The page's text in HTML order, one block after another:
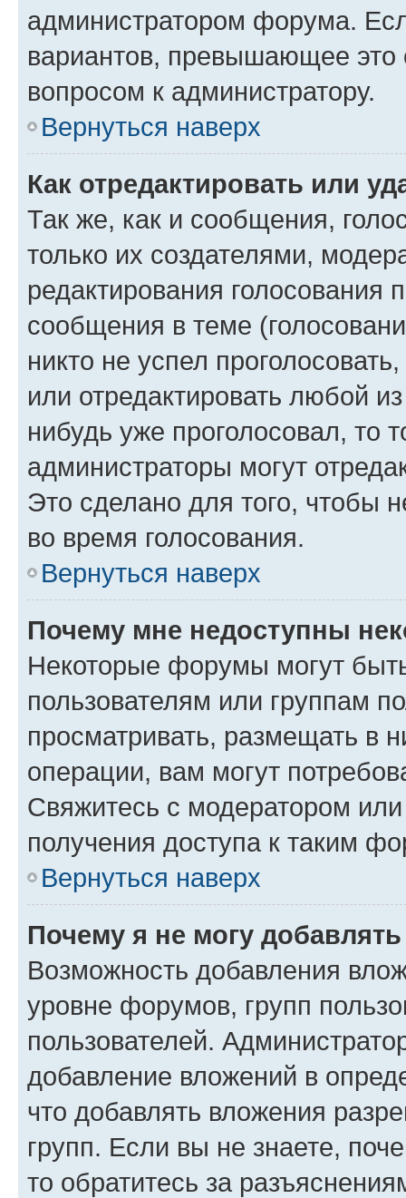
администратором форума.
вариантов, превышающее это
вопросом к администратору.
Вернуться наверх
Как отредактировать или
Так же, как и сообщения,
только их создателями,
редактирования голосования
сообщения в теме
никто не успел
или отредактировать любой
нибудь уже проголосовал, то
администраторы могут
Это сделано для того, чтобы
во время голосования.
Вернуться наверх
Почему мне недоступны
Некоторые форумы могут
пользователям или группам
просматривать, размещать в
операции, вам могут
Свяжитесь с модератором
получения доступа к таким
Вернуться наверх
Почему я не могу
Возможность добавления
уровне форумов, групп
пользователей.
добавление вложений в
что добавлять вложения
групп. Если вы не знаете,
то обратитесь за